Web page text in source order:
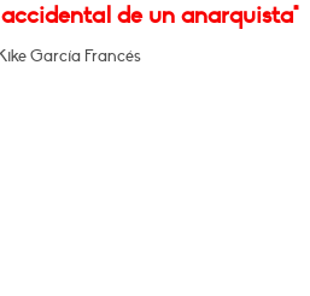
de un anarquista"
García Francés